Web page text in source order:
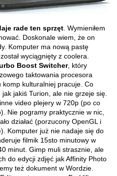
rade ten sprzęt . Wymieniłem
Doskonale wiem, że on
Komputer ma nową pastę
wyciągnięty z coolera.
Boost Switcher, który
taktowania procesora
kulturalniej pracuje. Co
jakiś Turion, ale nie grzeje się.
video plejery w 720p (po co
Nie pogramy praktycznie w nic,
działać (porzucony OpenGL i
Komputer już nie nadaje się do
filmik 15sto minutowy w
minut. Gimp muli strasznie, ale
do edycji zdjęć jak Affinity Photo
też dokument w Wordzie.